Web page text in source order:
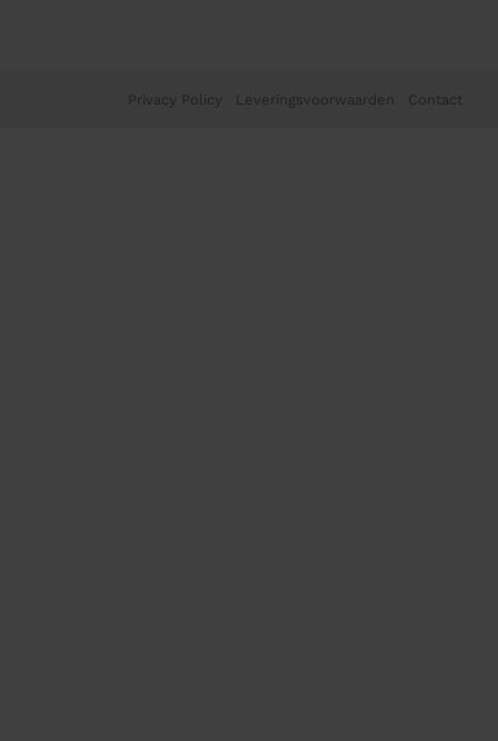
Privacy Policy Leveringsvoorwaarden Contact